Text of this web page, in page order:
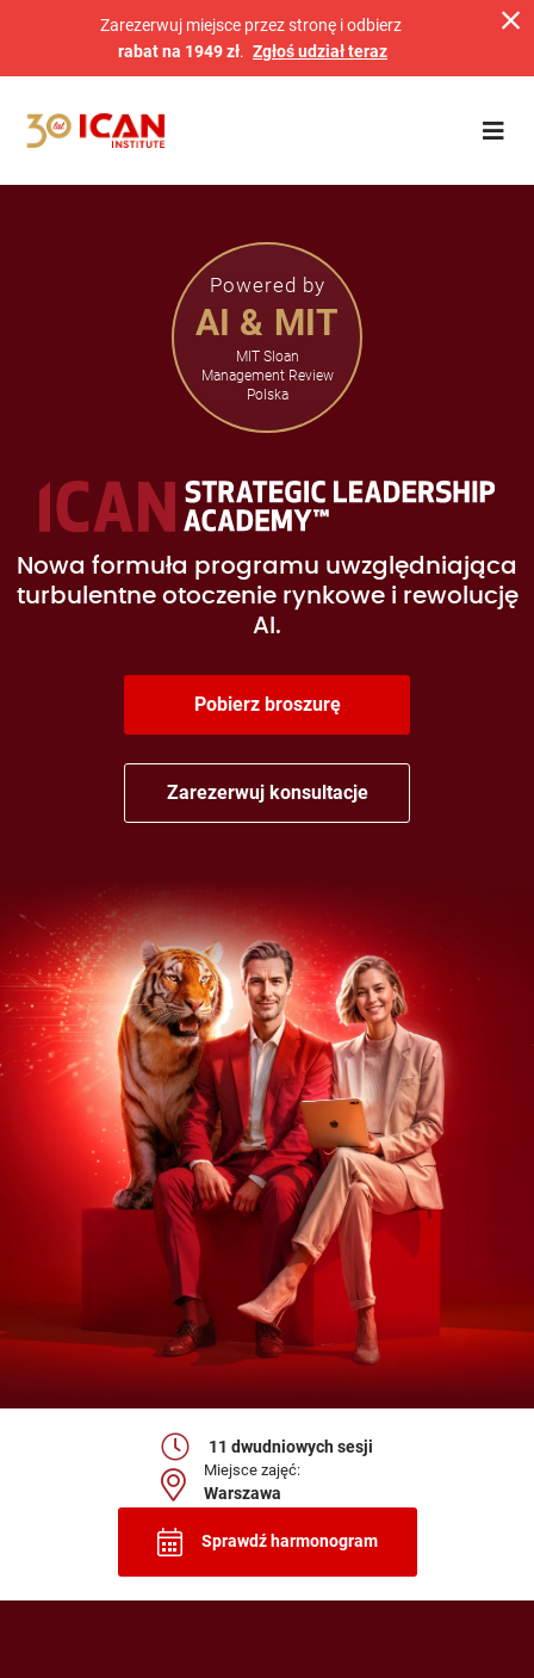
Zarezerwuj miejsce przez stronę i odbierz
rabat na 1949 zł. Zgłoś udział teraz
Nowa formuła programu uwzględniająca
turbulentne otoczenie rynkowe i rewolucję
AI.
Pobierz broszurę
Zarezerwuj konsultacje
Powered by
AI & MIT
MIT Sloan
Management Review
Polska
11 dwudniowych sesji
Miejsce zajęć:
Warszawa
Sprawdź harmonogram